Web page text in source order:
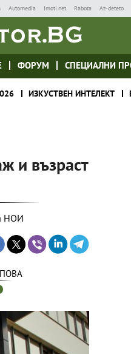
Automedia Imoti.net Rabota Az-deteto
ФОРУМ СПЕЦИАЛНИ
ИЗКУСТВЕН ИНТЕЛЕКТ
и възраст
НОИ